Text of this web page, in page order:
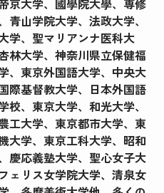
青山学院大学、法政大学、
学、聖マリアンナ医科大
林大学、神奈川県立保健福
、東京外国語大学、中央大
際基督教大学、日本外国語
校、東京大学、和光大学、
工大学、東京都市大学、東
大学、東京工科大学、昭和
慶応義塾大学、聖心女子大
ェリス女学院大学、清泉女